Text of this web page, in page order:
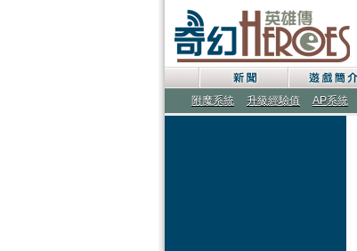
附魔系統 升級經驗值 AP系統